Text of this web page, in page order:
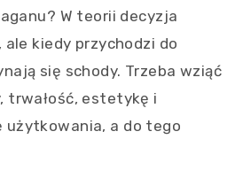
W teorii decyzja
kiedy przychodzi do
się schody. Trzeba wziąć
trwałość, estetykę i
użytkowania, a do tego